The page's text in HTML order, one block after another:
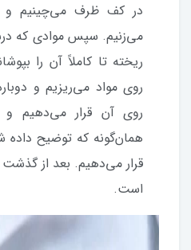
در کف ظرف می‌چینیم
می‌زنیم. سپس موادی که
ریخته تا کاملاً آن را
روی آن قرار می‌دهیم و
همان‌گونه که توضیح
قرار می‌دهیم. بعد از گذشت
است.